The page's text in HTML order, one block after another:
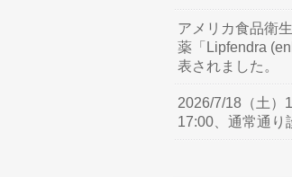
アメリカ食品衛
薬「Lipfendra
表されました。
2026/7/18（土）
17:00、通常通り